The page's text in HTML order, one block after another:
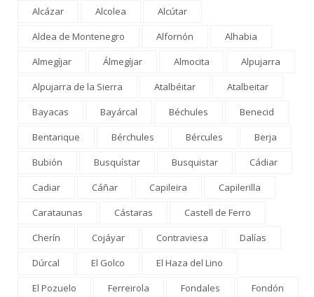
Alcázar
Alcolea
Alcútar
Aldea de Montenegro
Alfornón
Alhabia
Almegíjar
Álmegíjar Almocita
Alpujarra
Alpujarra de la Sierra
Atalbéitar
Atalbeitar
Bayacas
Bayárcal Béchules
Benecid
Bentarique
Bérchules Bércules
Berja
Bubión
Busquístar Busquistar
Cádiar
Cadiar
Cáñar Capileira
Capilerilla
Carataunas
Cástaras
Castell de Ferro
Cherín
Cojáyar Contraviesa
Dalías
Dúrcal
El Golco
El Haza del Lino
El Pozuelo
Ferreirola Fondales
Fondón